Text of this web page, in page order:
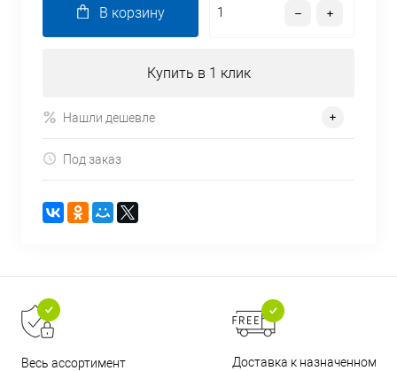
В корзину
Купить в 1 клик
Нашли дешевле
Под заказ
Весь ассортимент
Доставка к назначенному